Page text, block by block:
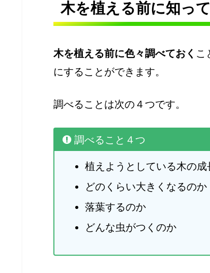
木を植える前に知っ
木を植える前に色々調べておく こ
にすることができます。
調べることは次の４つです。
調べること４つ
植えようとしている木の成
どのくらい大きくなるのか
落葉するのか
どんな虫がつくのか